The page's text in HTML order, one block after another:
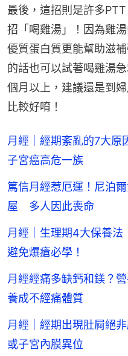
最後，這招則是許多
招「喝雞湯」！因為雞
優質蛋白質更能幫助滋
的話也可以試著喝雞湯
個月以上，建議還是到
比較好唷！
月經｜經期紊亂的7大
子宮癌高危一族
篤信月經惹厄運！尼泊
屋 多人因此喪命
月經｜生理期4大保養
避免爆瘡必學！
月經經痛多缺鈣和鎂？
養成不經痛體質
月經｜經期出現肚屙絕
或子宮內膜異位